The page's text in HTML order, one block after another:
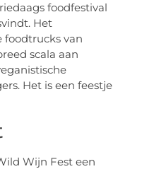
foodfestival
Het
van
scala aan
Het is een feestje
Wijn Fest een